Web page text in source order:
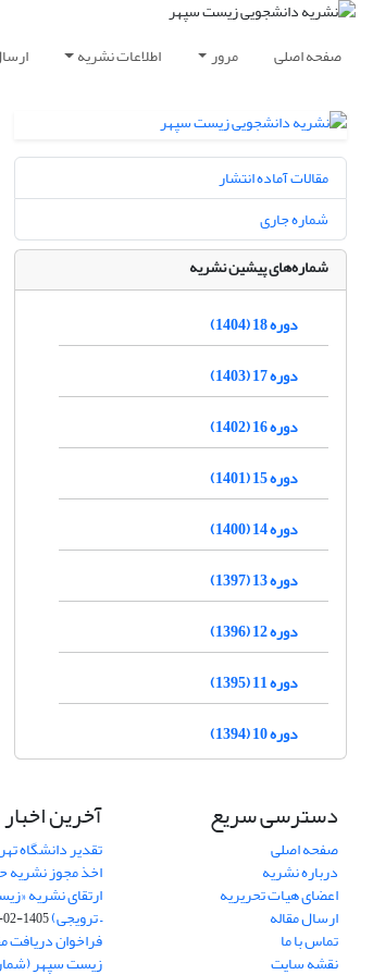
صفحه اصلی مرور اطلاعات نشریه
مقالات آماده انتشار
شماره جاری
شماره‌های پیشین نشریه
دوره 18 (1404)
دوره 17 (1403)
دوره 16 (1402)
دوره 15 (1401)
دوره 14 (1400)
دوره 13 (1397)
دوره 12 (1396)
دوره 11 (1395)
دوره 10 (1394)
دسترسی سریع
صفحه اصلی
درباره نشریه
اعضای هیات تحریریه
ارسال مقاله
تماس با ما
نقشه سایت
آخرین اخبار
تقدیر دانشگاه
اخذ مجوز نشریه
ارتقای نشریه
– ترویجی)1405-02-07
فراخوان
زیست سپهر (شماره 4/ زمستان